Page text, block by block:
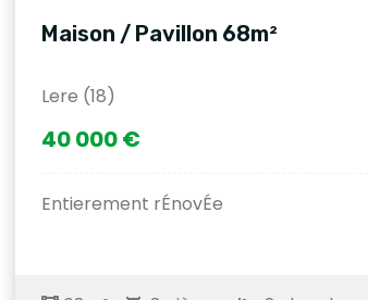
Maison / Pavillon 68m²
Lere (18)
40 000 €
Entierement rÉnovÉe